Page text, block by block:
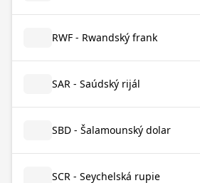
RWF - Rwandský frank
SAR - Saúdský rijál
SBD - Šalamounský dolar
SCR - Seychelská rupie